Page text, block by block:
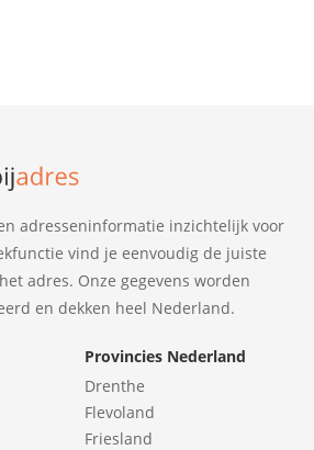
adresseninformatie inzichtelijk voor
vind je eenvoudig de juiste
adres. Onze gegevens worden
en dekken heel Nederland.
Provincies Nederland
Drenthe
Flevoland
Friesland